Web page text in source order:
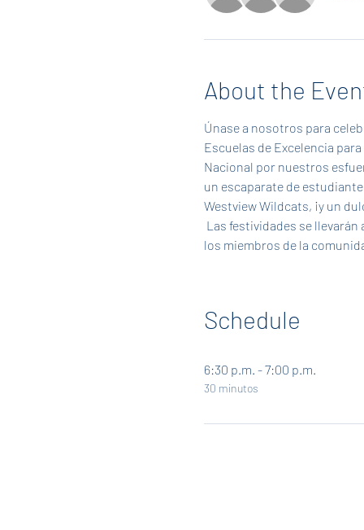
About the
Únase a nosotros para
Escuelas de Excelencia
Nacional por nuestros
un escaparate de
Westview Wildcats, ¡y un
los miembros de la
Schedule
6:30 p.m. - 7:00 p.m.
30 minutos